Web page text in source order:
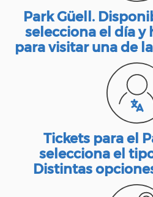
Park Güell.
selecciona el día y
para visitar una de
Tickets para el
selecciona el
Distintas